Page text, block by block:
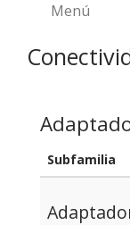
Menú
Subfamilia